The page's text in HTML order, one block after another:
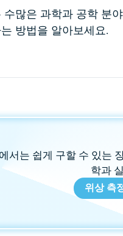
수많은 과학과 공학 분
방법을 알아보세요.
서는 쉽게 구할 수 있는
학과
위상 측